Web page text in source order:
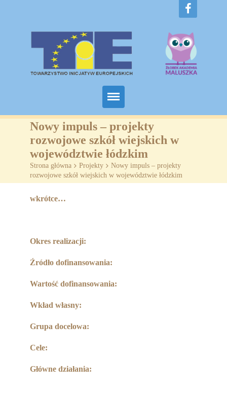
Home
O nas
Projekty
Partnerzy
Współpraca
Sponsorzy
Kontakt
Rekrutacja Widzew
Zapytania ofertowe
Nowy impuls – projekty
rozwojowe szkół wiejskich w
województwie łódzkim
Strona główna > Projekty > Nowy impuls – projekty
rozwojowe szkół wiejskich w województwie łódzkim
wkrótce…
Okres realizacji:
Źródło dofinansowania:
Wartość dofinansowania:
Wkład własny:
Grupa docelowa:
Cele:
Główne działania: